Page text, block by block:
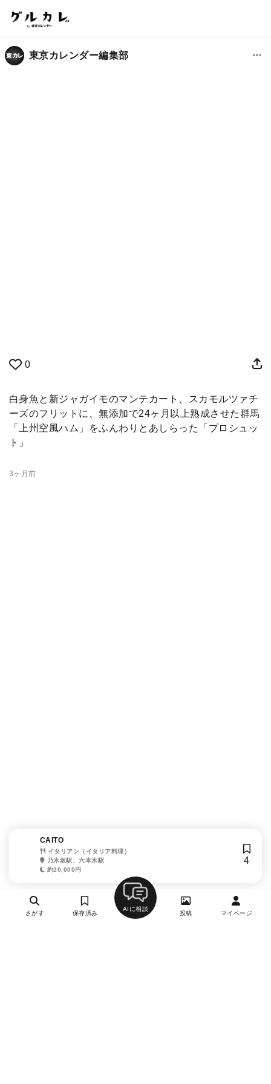
東京カレンダー編集部
0
白身魚と新ジャガイモのマンテカート、スカモルツァチ
ーズのフリットに、無添加で24ヶ月以上熟成させた群馬
「上州空風ハム」をふんわりとあしらった「プロシュッ
ト」
3ヶ月前
CAITO
イタリアン（イタリア料理）
乃木坂駅、六本木駅
約20,000円
4
さがす 保存済み
AIに相談
投稿 マイページ